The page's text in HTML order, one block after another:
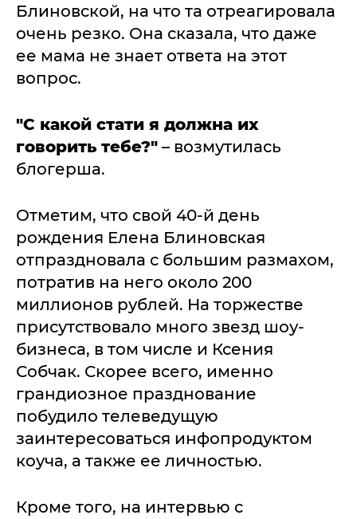
Блиновской, на что та отреагировала
очень резко. Она сказала, что даже
ее мама не знает ответа на этот
вопрос.
"С какой стати я должна их
говорить тебе?" – возмутилась
блогерша.
Отметим, что свой 40-й день
рождения Елена Блиновская
отпраздновала с большим размахом,
потратив на него около 200
миллионов рублей. На торжестве
присутствовало много звезд шоу-
бизнеса, в том числе и Ксения
Собчак. Скорее всего, именно
грандиозное празднование
побудило телеведущую
заинтересоваться инфопродуктом
коуча, а также ее личностью.
Кроме того, на интервью с